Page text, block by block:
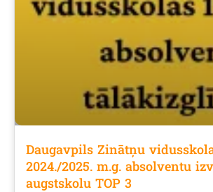
Daugavpils Zinātņu
2024./2025. m.g. absolventu
augstskolu TOP 3